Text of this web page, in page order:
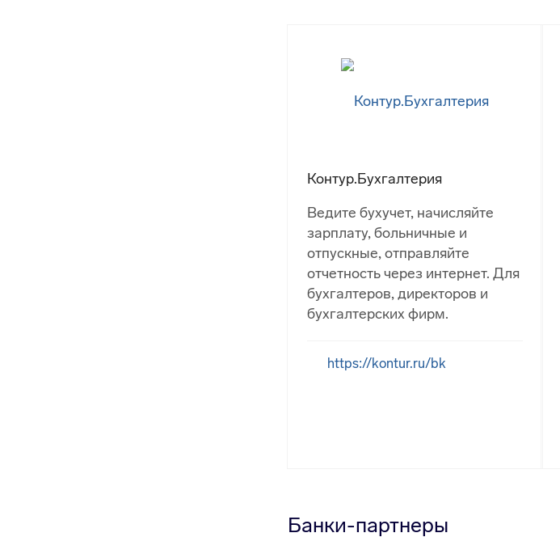
Контур.Бухгалтерия
Ведите бухучет, начисляйте
зарплату, больничные и
отпускные, отправляйте
отчетность через интернет. Для
бухгалтеров, директоров и
бухгалтерских фирм.
https://kontur.ru/bk
Банки-партнеры